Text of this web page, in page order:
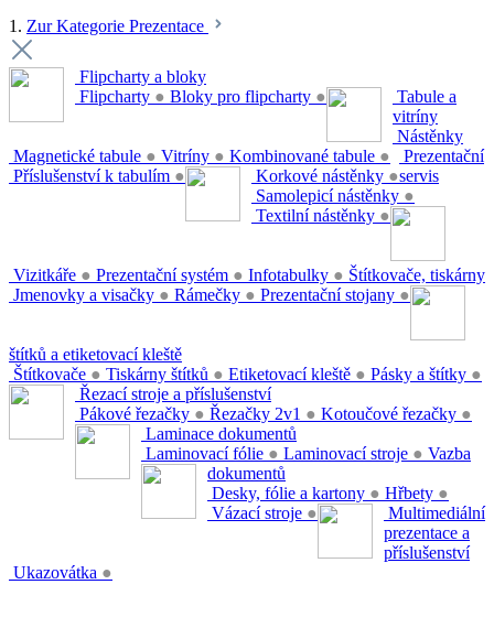
1. Zur Kategorie Prezentace
Flipcharty a bloky
Flipcharty ● Bloky pro flipcharty ●
Tabule a
vitríny
Magnetické tabule ● Vitríny ● Kombinované tabule ●
Příslušenství k tabulím ●
Nástěnky
Korkové nástěnky ●
Samolepicí nástěnky ●
Textilní nástěnky ●
Prezentační
servis
Vizitkáře ● Prezentační systém ● Infotabulky ●
Jmenovky a visačky ● Rámečky ● Prezentační stojany ●
Štítkovače, tiskárny
štítků a etiketovací kleště
Štítkovače ● Tiskárny štítků ● Etiketovací kleště ● Pásky a štítky ●
Řezací stroje a příslušenství
Pákové řezačky ● Řezačky 2v1 ● Kotoučové řezačky ●
Laminace dokumentů
Laminovací fólie ● Laminovací stroje ● Vazba
dokumentů
Desky, fólie a kartony ● Hřbety ●
Vázací stroje ●
Multimediální
prezentace a
příslušenství
Ukazovátka ●